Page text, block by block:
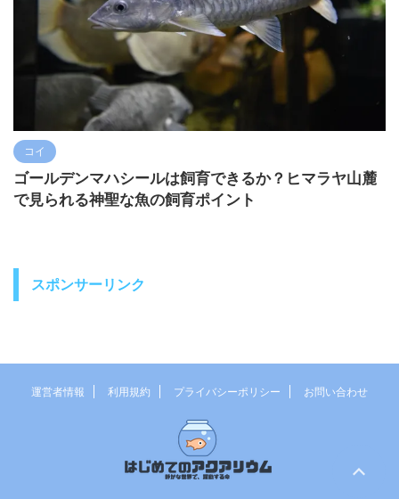
コイ
ゴールデンマハシールは飼育できるか？ヒマラヤ山麓
で見られる神聖な魚の飼育ポイント
スポンサーリンク
運営者情報 利用規約 プライバシーポリシー お問い合わせ